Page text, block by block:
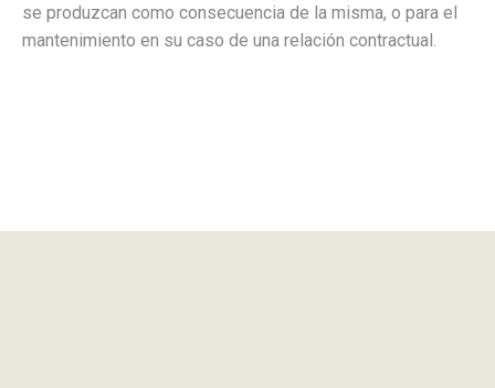
se produzcan como consecuencia de la misma, o para el
mantenimiento en su caso de una relación contractual.